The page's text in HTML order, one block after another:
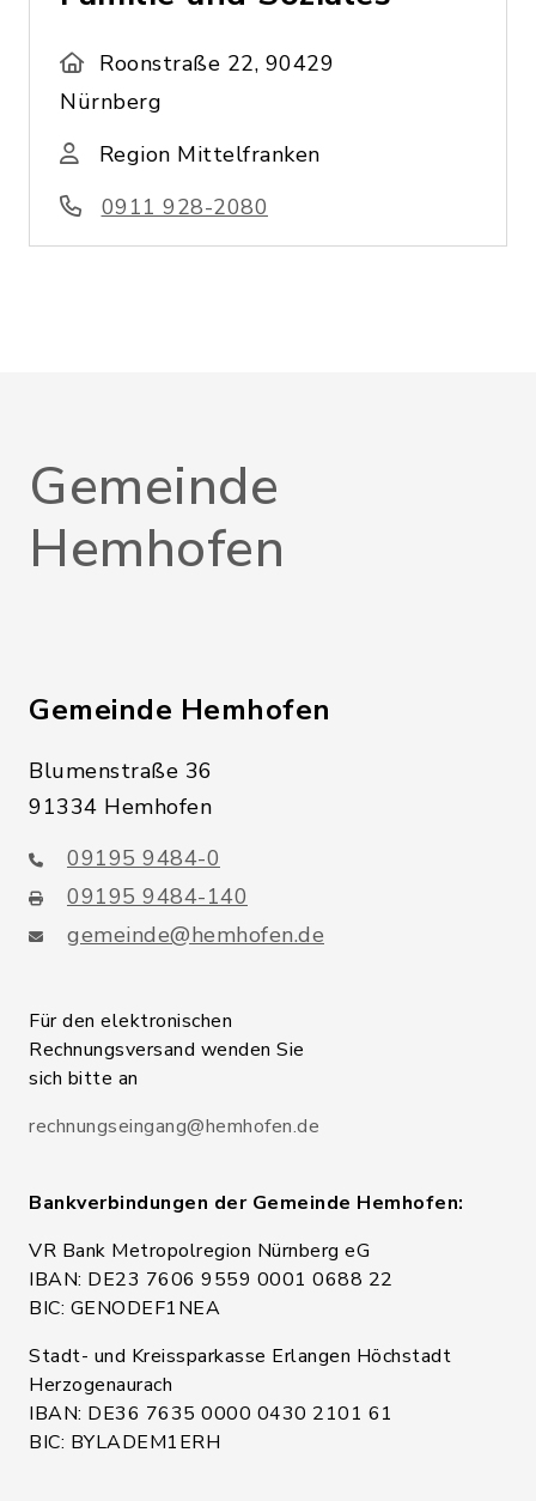
Roonstraße 22, 90429
Nürnberg
Region Mittelfranken
0911 928-2080
Gemeinde
Hemhofen
Gemeinde Hemhofen
Blumenstraße 36
91334 Hemhofen
09195 9484-0
09195 9484-140
gemeinde@hemhofen.de
Für den elektronischen
Rechnungsversand wenden Sie
sich bitte an
rechnungseingang@hemhofen.de
Bankverbindungen der Gemeinde Hemhofen:
VR Bank Metropolregion Nürnberg eG
IBAN: DE23 7606 9559 0001 0688 22
BIC: GENODEF1NEA
Stadt- und Kreissparkasse Erlangen Höchstadt
Herzogenaurach
IBAN: DE36 7635 0000 0430 2101 61
BIC: BYLADEM1ERH